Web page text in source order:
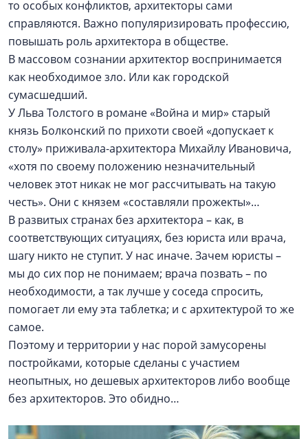
то особых конфликтов, архитекторы сами
справляются. Важно популяризировать профессию,
повышать роль архитектора в обществе.
В массовом сознании архитектор воспринимается
как необходимое зло. Или как городской
сумасшедший.
У Льва Толстого в романе «Война и мир» старый
князь Болконский по прихоти своей «допускает к
столу» приживала-архитектора Михайлу Ивановича,
«хотя по своему положению незначительный
человек этот никак не мог рассчитывать на такую
честь». Они с князем «составляли прожекты»…
В развитых странах без архитектора – как, в
соответствующих ситуациях, без юриста или врача,
шагу никто не ступит. У нас иначе. Зачем юристы –
мы до сих пор не понимаем; врача позвать – по
необходимости, а так лучше у соседа спросить,
помогает ли ему эта таблетка; и с архитектурой то же
самое.
Поэтому и территории у нас порой замусорены
постройками, которые сделаны с участием
неопытных, но дешевых архитекторов либо вообще
без архитекторов. Это обидно…